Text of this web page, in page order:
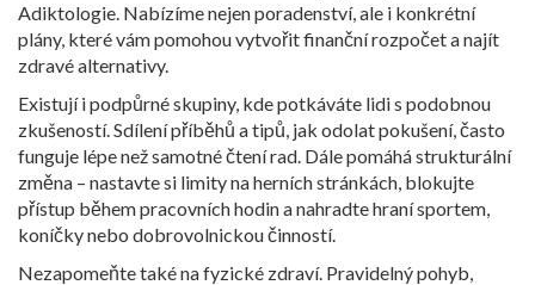
Adiktologie. Nabízíme nejen poradenství, ale i konkrétní
plány, které vám pomohou vytvořit finanční rozpočet a najít
zdravé alternativy.
Existují i podpůrné skupiny, kde potkáváte lidi s podobnou
zkušeností. Sdílení příběhů a tipů, jak odolat pokušení, často
funguje lépe než samotné čtení rad. Dále pomáhá strukturální
změna – nastavte si limity na herních stránkách, blokujte
přístup během pracovních hodin a nahradte hraní sportem,
koníčky nebo dobrovolnickou činností.
Nezapomeňte také na fyzické zdraví. Pravidelný pohyb,